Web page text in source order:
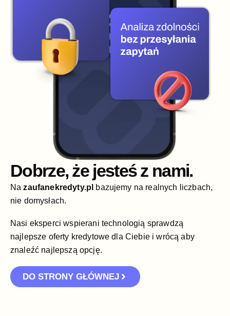
Dobrze, że jesteś z nami.
Nazaufanekredyty.pl
bazujemy na realnych liczbach,
nie domysłach.
Nasi eksperci wspierani technologią sprawdzą
najlepsze oferty kredytowe dla Ciebie i wrócą aby
znaleźć najlepszą opcję.
DO STRONY GŁÓWNEJ